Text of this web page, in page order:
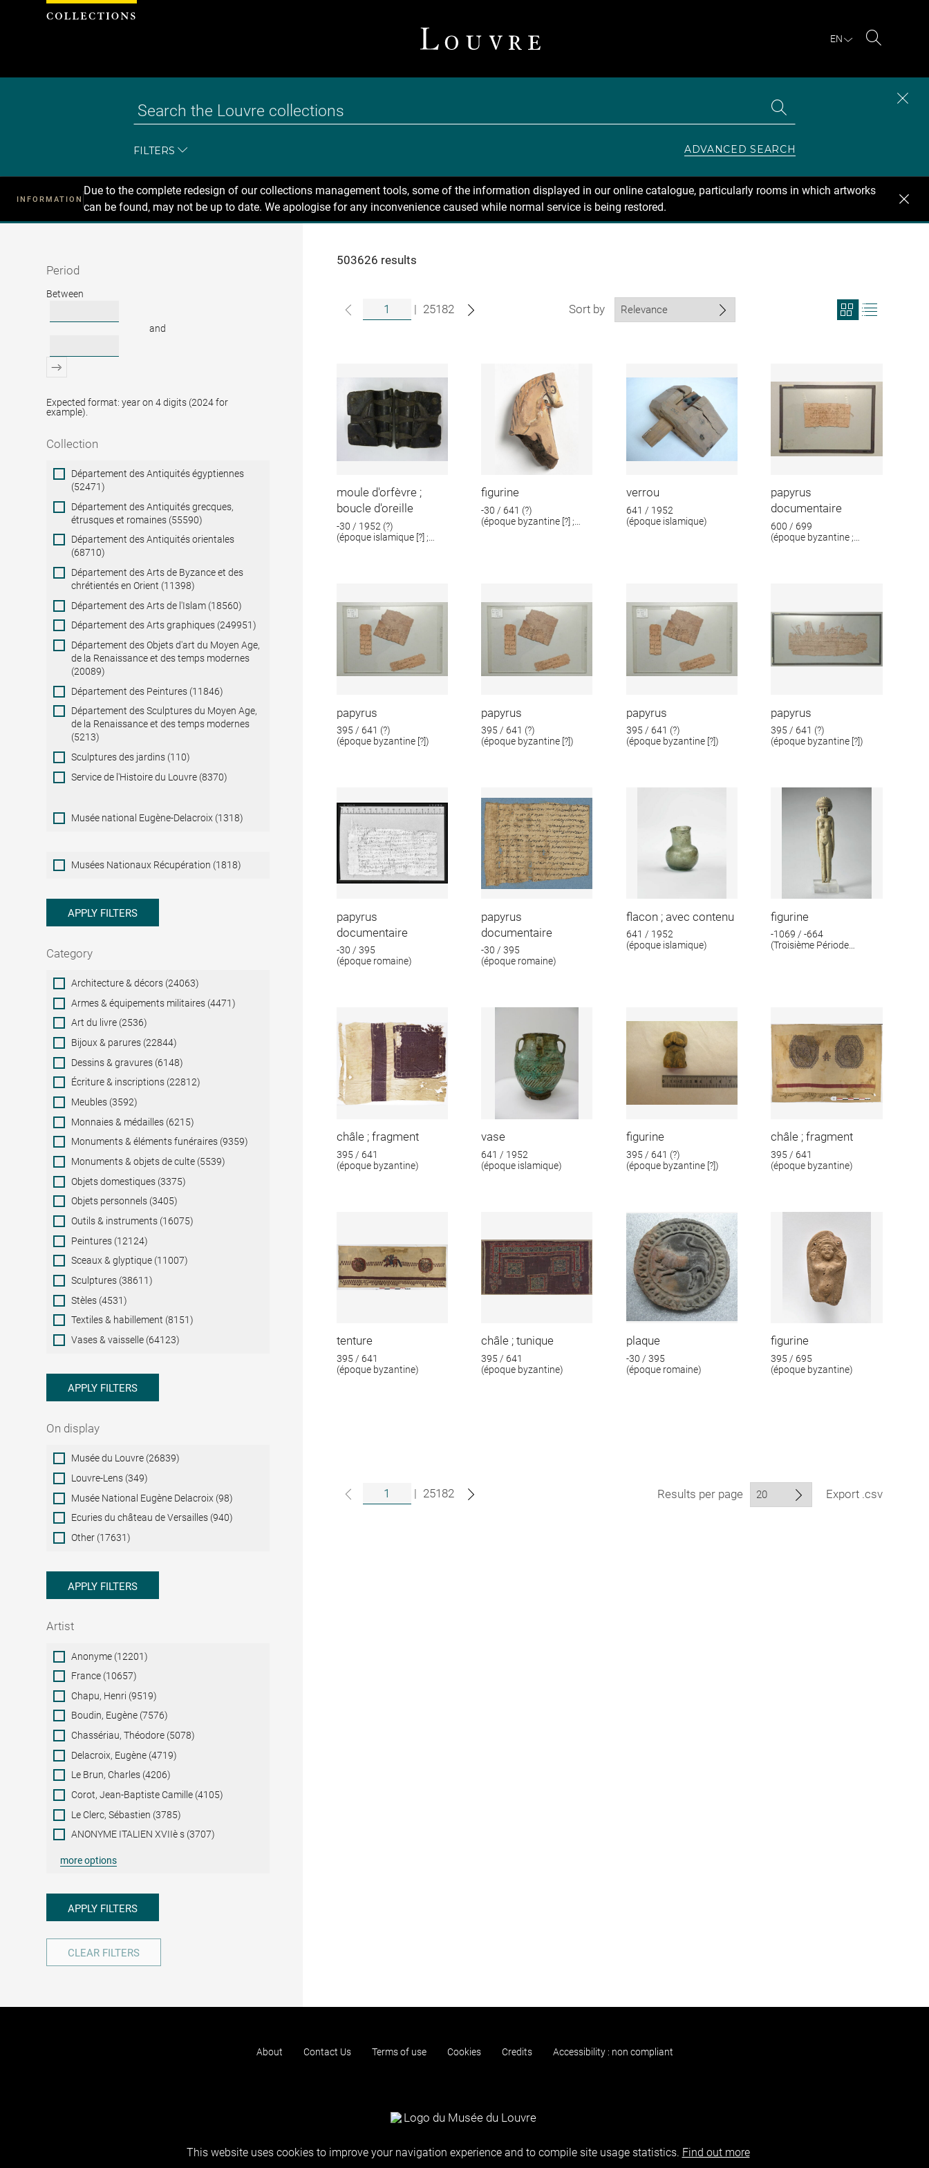
EN
FILTERS ADVANCED SEARCH
INFORMATION
Due to the complete redesign of our collections management tools, some of the information displayed in our online catalogue, particularly rooms in which artworks
can be found, may not be up to date. We apologise for any inconvenience caused while normal service is being restored.
Recherche
Period
Period
Between
and
Expected format: year on 4 digits (2024 for
example).
Collection
Collection
Département des Antiquités égyptiennes
(52471)
Département des Antiquités grecques,
étrusques et romaines (55590)
Département des Antiquités orientales
(68710)
Département des Arts de Byzance et des
chrétientés en Orient (11398)
Département des Arts de l'Islam (18560)
Département des Arts graphiques (249951)
Département des Objets d'art du Moyen Age,
de la Renaissance et des temps modernes
(20089)
Département des Peintures (11846)
Département des Sculptures du Moyen Age,
de la Renaissance et des temps modernes
(5213)
Sculptures des jardins (110)
Service de l'Histoire du Louvre (8370)
Musée national Eugène-Delacroix (1318)
Musées
Nationaux
Musées Nationaux Récupération (1818)
APPLY FILTERS
Category
Category
Architecture & décors (24063)
Armes & équipements militaires (4471)
Art du livre (2536)
Bijoux & parures (22844)
Dessins & gravures (6148)
Écriture & inscriptions (22812)
Meubles (3592)
Monnaies & médailles (6215)
Monuments & éléments funéraires (9359)
Monuments & objets de culte (5539)
Objets domestiques (3375)
Objets personnels (3405)
Outils & instruments (16075)
Peintures (12124)
Sceaux & glyptique (11007)
Sculptures (38611)
Stèles (4531)
Textiles & habillement (8151)
Vases & vaisselle (64123)
APPLY FILTERS
On display
On
display
Musée du Louvre (26839)
Louvre-Lens (349)
Musée National Eugène Delacroix (98)
Ecuries du château de Versailles (940)
Other (17631)
APPLY FILTERS
Artist
ArtistAnonyme (12201)
France (10657)
Chapu, Henri (9519)
Boudin, Eugène (7576)
Chassériau, Théodore (5078)
Delacroix, Eugène (4719)
Le Brun, Charles (4206)
Corot, Jean-Baptiste Camille (4105)
Le Clerc, Sébastien (3785)
ANONYME ITALIEN XVIIè s (3707)
more options
APPLY FILTERS
CLEAR FILTERS
503626 results
| 25182 Sort by
View
search
moule d'orfèvre ;
boucle d'oreille
-30 / 1952 (?)
(époque islamique [?] ;
figurine
-30 / 641 (?)
(époque byzantine [?] ;
verrou
641 / 1952
(époque islamique)
papyrus
documentaire
600 / 699
(époque byzantine ;
papyrus
395 / 641 (?)
(époque byzantine [?])
papyrus
395 / 641 (?)
(époque byzantine [?])
papyrus
395 / 641 (?)
(époque byzantine [?])
papyrus
395 / 641 (?)
(époque byzantine [?])
papyrus
documentaire
-30 / 395
(époque romaine)
papyrus
documentaire
-30 / 395
(époque romaine)
flacon ; avec contenu
641 / 1952
(époque islamique)
figurine
-1069 / -664
(Troisième Période
châle ; fragment
395 / 641
(époque byzantine)
vase
641 / 1952
(époque islamique)
figurine
395 / 641 (?)
(époque byzantine [?])
châle ; fragment
395 / 641
(époque byzantine)
tenture
395 / 641
(époque byzantine)
châle ; tunique
395 / 641
(époque byzantine)
plaque
-30 / 395
(époque romaine)
figurine
395 / 695
(époque byzantine)
| 25182 Results per page Export .csv
About Contact Us Terms of use Cookies Credits Accessibility : non compliant
Cookies management panel
This website uses cookies to improve your navigation experience and to compile site usage statistics. Find out more